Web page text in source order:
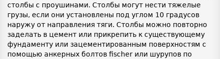
столбы с проушинами. Столбы могут нести тяжелые
грузы, если они установлены под углом 10 градусов
наружу от направления тяги. Столбы можно повторно
заделать в цемент или прикрепить к существующему
фундаменту или зацементированным поверхностям с
помощью анкерных болтов fischer или шурупов по